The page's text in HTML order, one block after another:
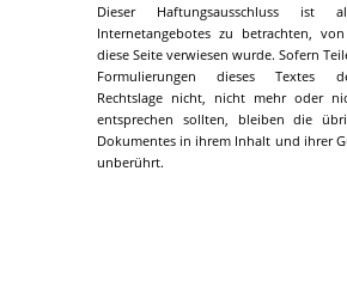
Dieser Haftungsausschluss ist
Internetangebotes zu betrachten,
diese Seite verwiesen wurde. Sofern
Formulierungen dieses Textes
Rechtslage nicht, nicht mehr oder
entsprechen sollten, bleiben die
Dokumentes in ihrem Inhalt und ihrer
unberührt.